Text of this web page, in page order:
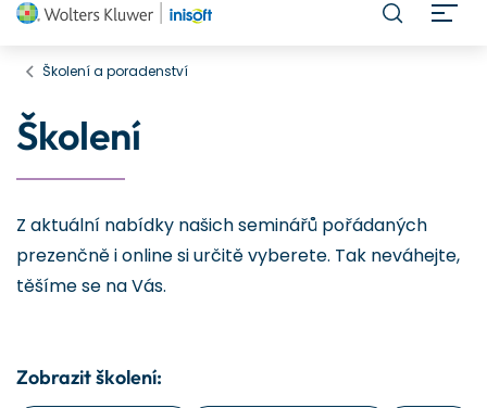
Školení a poradenství
Školení
Z aktuální nabídky našich seminářů pořádaných
prezenčně i online si určitě vyberete. Tak neváhejte,
těšíme se na Vás.
Zobrazit školení: